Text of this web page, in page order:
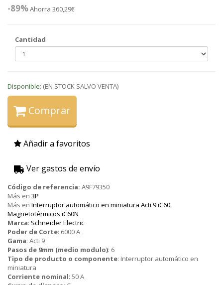
-89%Ahorra 360,29€
Cantidad
Disponible: (EN STOCK SALVO VENTA)
Comprar
Añadir a favoritos
Ver gastos de envío
Código de referencia: A9F79350
Más en 3P
Más en Interruptor automático en miniatura Acti 9 iC60,
Magnetotérmicos iC60N
Marca: Schneider Electric
Poder de Corte: 6000 A
Gama: Acti 9
Pasos de 9mm (medio modulo): 6
Tipo de producto o componente: Interruptor automático en
miniatura
Corriente nominal: 50 A